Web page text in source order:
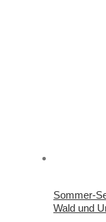
Sommer-
Wald und